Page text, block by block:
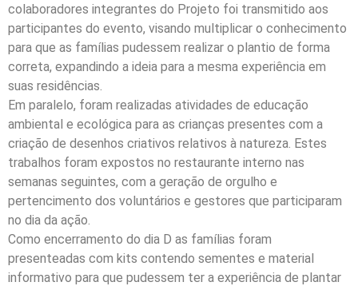
colaboradores integrantes do Projeto foi transmitido aos
participantes do evento, visando multiplicar o conhecimento
para que as famílias pudessem realizar o plantio de forma
correta, expandindo a ideia para a mesma experiência em
suas residências.
Em paralelo, foram realizadas atividades de educação
ambiental e ecológica para as crianças presentes com a
criação de desenhos criativos relativos à natureza. Estes
trabalhos foram expostos no restaurante interno nas
semanas seguintes, com a geração de orgulho e
pertencimento dos voluntários e gestores que participaram
no dia da ação.
Como encerramento do dia D as famílias foram
presenteadas com kits contendo sementes e material
informativo para que pudessem ter a experiência de plantar